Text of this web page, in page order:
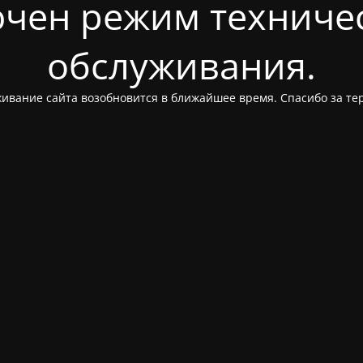
режим
обслуживания.
сайта возобновится в ближайшее время. Спасибо за